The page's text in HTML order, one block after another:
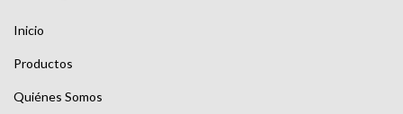
Inicio
Productos
Quiénes Somos